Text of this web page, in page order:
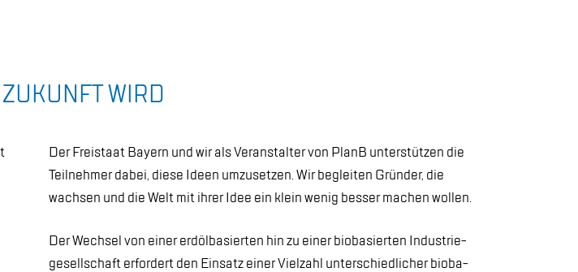
WIRD
Der Frei­staat Bay­ern und wir als Ver­an­stal­ter von PlanB un­ter­stüt­zen die
Teil­neh­mer da­bei, die­se Ide­en um­zu­set­zen. Wir be­glei­ten Grün­der, die
wach­sen und die Welt mit ih­rer Idee ein klein we­nig bes­ser ma­chen wol­len.
Der Wech­sel von ei­ner erd­öl­ba­sier­ten hin zu ei­ner bio­ba­sier­ten In­dus­trie­
ge­sell­schaft er­for­dert den Ein­satz ei­ner Viel­zahl un­ter­schied­li­cher bio­ba­